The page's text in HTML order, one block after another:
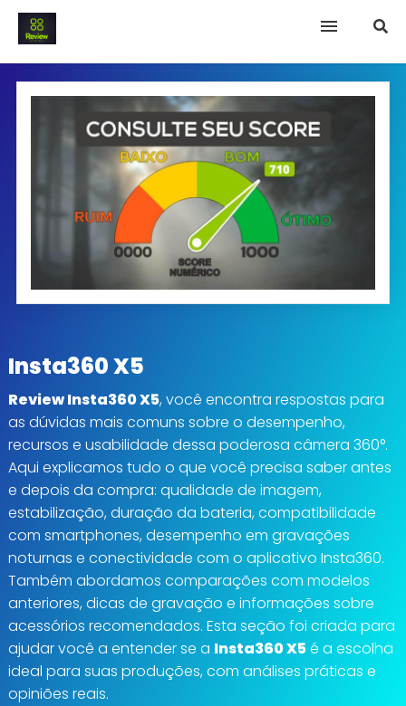
INICIO
Termo e Condições
Política Privacidade
SOBRE NÓS
Insta360 X5
Review Insta360 X5, você encontra respostas para
as dúvidas mais comuns sobre o desempenho,
recursos e usabilidade dessa poderosa câmera 360°.
Aqui explicamos tudo o que você precisa saber antes
e depois da compra: qualidade de imagem,
estabilização, duração da bateria, compatibilidade
com smartphones, desempenho em gravações
noturnas e conectividade com o aplicativo Insta360.
Também abordamos comparações com modelos
anteriores, dicas de gravação e informações sobre
acessórios recomendados. Esta seção foi criada para
ajudar você a entender se a Insta360 X5é a escolha
ideal para suas produções, com análises práticas e
opiniões reais.